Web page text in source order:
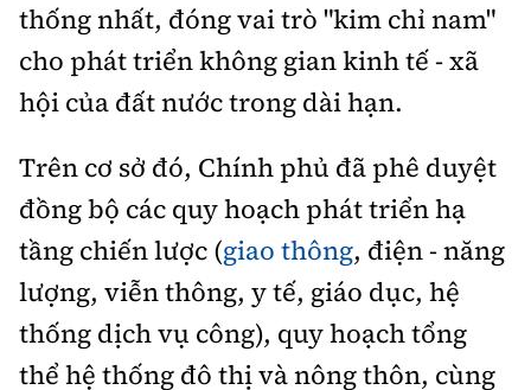
thống nhất, đóng vai trò "kim chỉ nam"
cho phát triển không gian kinh tế - xã
hội của đất nước trong dài hạn.
Trên cơ sở đó, Chính phủ đã phê duyệt
đồng bộ các quy hoạch phát triển hạ
tầng chiến lược (giao thông, điện - năng
lượng, viễn thông, y tế, giáo dục, hệ
thống dịch vụ công), quy hoạch tổng
thể hệ thống đô thị và nông thôn, cùng